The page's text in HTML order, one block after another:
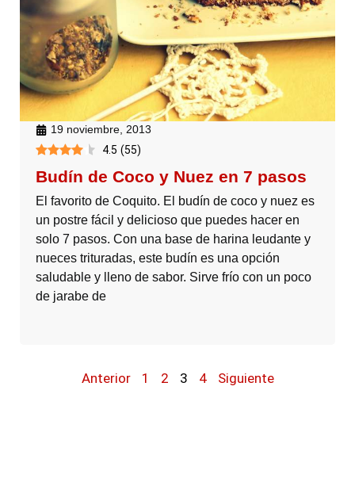
19 noviembre, 2013
4.5 (55)
Budín de Coco y Nuez en 7 pasos
El favorito de Coquito. El budín de coco y nuez es
un postre fácil y delicioso que puedes hacer en
solo 7 pasos. Con una base de harina leudante y
nueces trituradas, este budín es una opción
saludable y lleno de sabor. Sirve frío con un poco
de jarabe de
Anterior 1 2 3 4 Siguiente